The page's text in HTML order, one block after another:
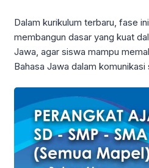
Dalam kurikulum terbaru, fase
membangun dasar yang kuat
Jawa, agar siswa mampu
Bahasa Jawa dalam komunikasi